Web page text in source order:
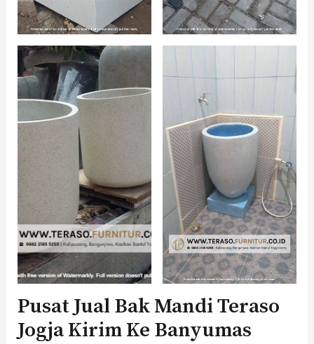
Pusat Jual Bak Mandi Teraso
Jogja Kirim Ke Banyumas